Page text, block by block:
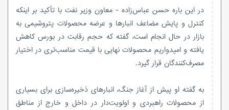
در این باره حسن عباس‌زاده - معاون وزیر نفت با تأکید بر اینکه
کنترل و پایش مضاعف انبارها و عرضه محصولات پتروشیمی به
بازار در حال انجام است، گفته که حجم رقابت در بورس کاهش
یافته و امیدواریم محصولات نهایی با قیمت مناسب‌تری در اختیار
مصرف‌کنندگان قرار گیرد.
به گفته او پیش از آغاز جنگ، انبارهای ذخیره‌سازی برای بسیاری
از محصولات راهبردی و اولویت‌دار در داخل و خارج از مناطق